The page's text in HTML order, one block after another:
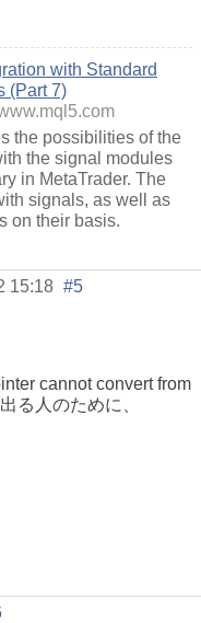
with Standard
(Part 7)
the possibilities of the
the signal modules
in MetaTrader. The
signals, as well as
on their basis.
15:18 #5
cannot convert from
る人のために、